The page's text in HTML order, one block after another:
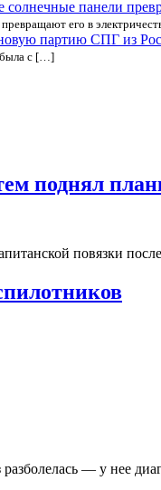
солнечные панели
его в
партию СПГ из
с […]
поднял
повязки
— у нее